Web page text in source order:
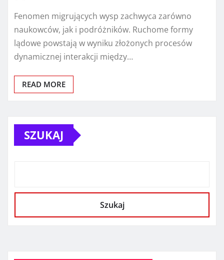
Fenomen migrujących wysp zachwyca zarówno
naukowców, jak i podróżników. Ruchome formy
lądowe powstają w wyniku złożonych procesów
dynamicznej interakcji między…
READ MORE
SZUKAJ
Szukaj